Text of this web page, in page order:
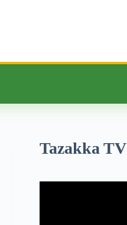
Tazakka TV